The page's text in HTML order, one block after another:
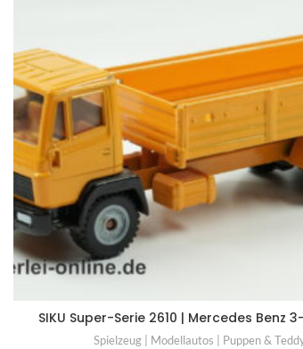
SIKU Super-Serie 2610 | Mercedes Benz
Spielzeug | Modellautos | Puppen &